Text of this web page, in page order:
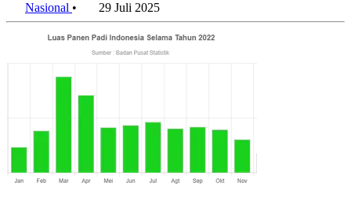
Nasional • 29 Juli 2025